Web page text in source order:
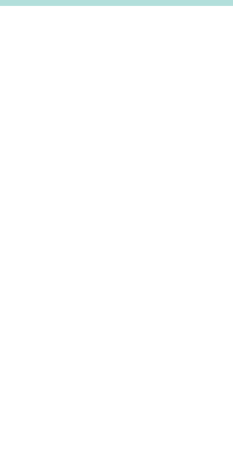
Рустам
Рустам